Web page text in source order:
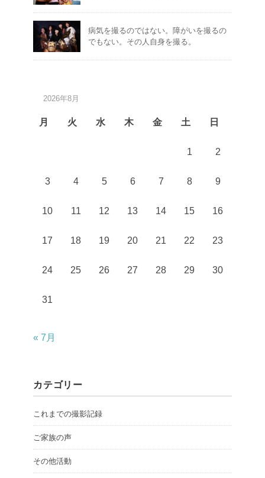
病気を撮るのではない。障がいを撮るの
でもない。その人自身を撮る。
2026年8月
月 火 水 木 金 土 日
1 2
3 4 5 6 7 8 9
10 11 12 13 14 15 16
17 18 19 20 21 22 23
24 25 26 27 28 29 30
31
« 7月
カテゴリー
これまでの撮影記録
ご家族の声
その他活動